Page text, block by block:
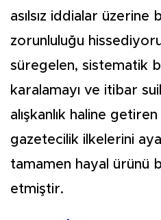
asılsız iddialar üzerine
zorunluluğu
süregelen, sistematik
karalamayı ve itibar
alışkanlık haline
gazetecilik ilkelerini
tamamen hayal ürünü
etmiştir.